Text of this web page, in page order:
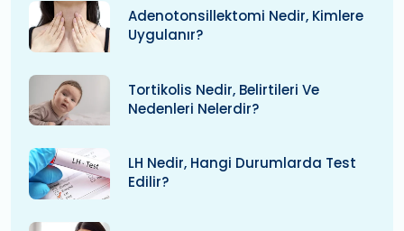
Adenotonsillektomi Nedir, Kimlere
Uygulanır?
Tortikolis Nedir, Belirtileri Ve
Nedenleri Nelerdir?
LH Nedir, Hangi Durumlarda Test
Edilir?